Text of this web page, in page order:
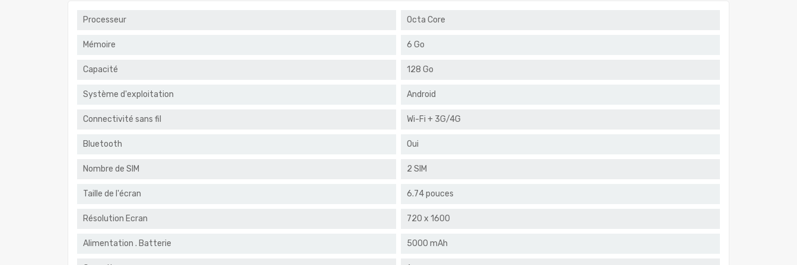
Processeur Octa Core
Mémoire 6 Go
Capacité 128 Go
Système d'exploitation Android
Connectivité sans fil Wi-Fi + 3G/4G
Bluetooth Oui
Nombre de SIM 2 SIM
Taille de l'écran 6.74 pouces
Résolution Ecran 720 x 1600
Alimentation . Batterie 5000 mAh